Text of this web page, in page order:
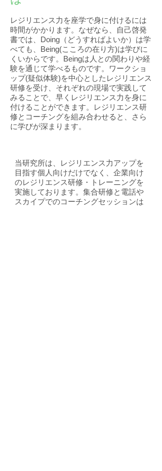
レジリエンス力を座学で身に付けるには
時間がかかります。なぜなら、自己啓発
書では、Doing（どうすればよいか）は学
べても、Being(こころの在り方)は学びに
くいからです。Beingは人との関わりや経
験を通じて学べるものです。ワークショ
ップ(疑似体験)を中心としたレジリエンス
研修を受け、それぞれの現場で実践して
みることで、早くレジリエンス力を身に
付けることができます。レジリエンス研
修とコーチングを組み合わせると、さら
に学びが深まります。
当研究所は、レジリエンス力アップを
目指す個人向けだけでなく、企業向け
のレジリエンス研修・トレーニングを
実施しております。集合研修と電話や
スカイプでのコーチングセッションは